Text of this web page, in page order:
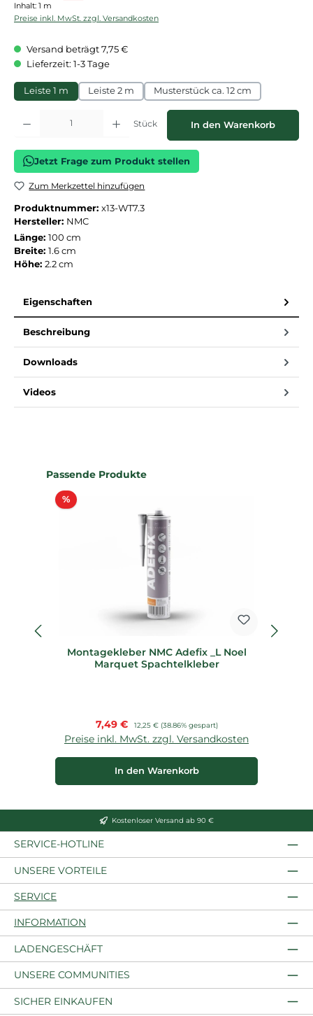
Inhalt: 1 m
Preise inkl. MwSt. zzgl. Versandkosten
Versand beträgt 7,75 €
Lieferzeit: 1-3 Tage
Leiste 1 m Leiste 2 m Musterstück ca. 12 cm
Produkt Anzahl: Gib den gewünschten Wert ein oder benutze die
Stück In den Warenkorb
Jetzt Frage zum Produkt stellen
Zum Merkzettel hinzufügen
Produktnummer: x13-WT7.3
Hersteller: NMC
Länge: 100 cm
Breite: 1.6 cm
Höhe: 2.2 cm
Eigenschaften
Beschreibung
Downloads
Videos
Produktgalerie überspringen
Passende Produkte
%Rabatt
Montagekleber NMC Adefix _L Noel
Marquet Spachtelkleber
Verkaufspreis:
7,49 € Regulärer Preis:
12,25 € (38.86% gespart)
Preise inkl. MwSt. zzgl. Versandkosten
In den Warenkorb
Kostenloser Versand ab 90 €
SERVICE-HOTLINE
UNSERE VORTEILE
SERVICE
INFORMATION
LADENGESCHÄFT
UNSERE COMMUNITIES
SICHER EINKAUFEN